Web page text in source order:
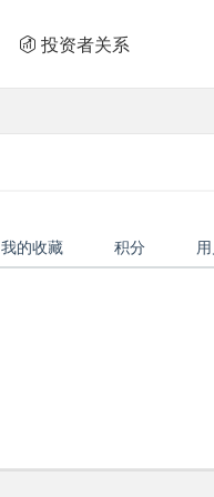
投资者关系
我的收藏 积分